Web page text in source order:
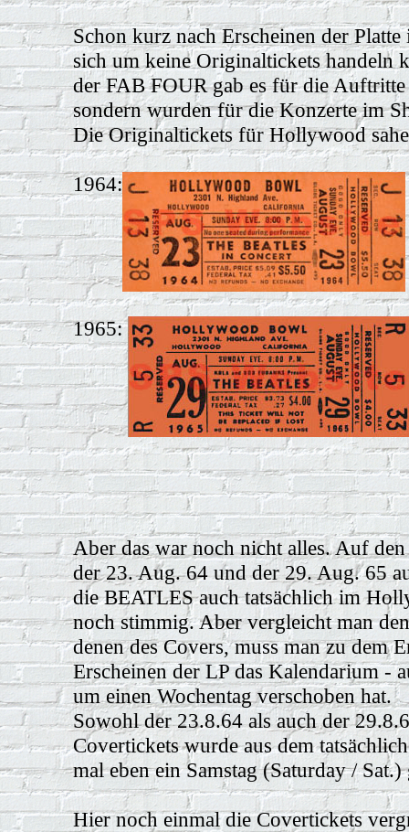
Schon kurz nach Erscheinen der Platte
sich um keine Originaltickets handeln
der FAB FOUR gab es für die
sondern wurden für die Konzerte im
Die Originaltickets für Hollywood
1964:
1965:
Aber das war noch nicht alles. Auf
der 23. Aug. 64 und der 29. Aug. 65
die BEATLES auch tatsächlich im
noch stimmig. Aber vergleicht man
denen des Covers, muss man zu dem
Erscheinen der LP das Kalendarium -
um einen Wochentag verschoben hat.
Sowohl der 23.8.64 als auch der
Covertickets wurde aus dem
mal eben ein Samstag (Saturday / Sat.)
Hier noch einmal die Covertickets